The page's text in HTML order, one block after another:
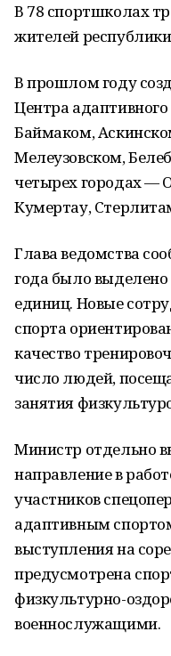
В 78 спортшколах
жителей
В прошлом году
Центра
Баймаком,
Мелеузовском,
четырех городах —
Кумертау,
Глава ведомства
года было
единиц. Новые
спорта
качество
число людей,
занятия
Министр отдельно
направление в
участников
адаптивным
выступления на
предусмотрена
физкультурно-
военнослужащими.